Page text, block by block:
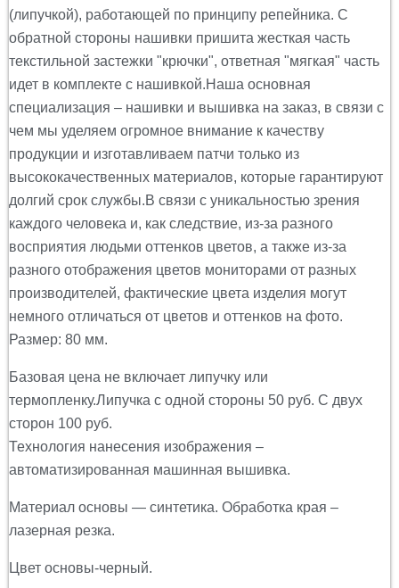
(липучкой), работающей по принципу репейника. С
обратной стороны нашивки пришита жесткая часть
текстильной застежки "крючки", ответная "мягкая" часть
идет в комплекте с нашивкой.Наша основная
специализация – нашивки и вышивка на заказ, в связи с
чем мы уделяем огромное внимание к качеству
продукции и изготавливаем патчи только из
высококачественных материалов, которые гарантируют
долгий срок службы.В связи с уникальностью зрения
каждого человека и, как следствие, из-за разного
восприятия людьми оттенков цветов, а также из-за
разного отображения цветов мониторами от разных
производителей, фактические цвета изделия могут
немного отличаться от цветов и оттенков на фото.
Размер: 80 мм.
Базовая цена не включает липучку или
термопленку.Липучка с одной стороны 50 руб. С двух
сторон 100 руб.
Технология нанесения изображения –
автоматизированная машинная вышивка.
Материал основы — синтетика. Обработка края –
лазерная резка.
Цвет основы-черный.